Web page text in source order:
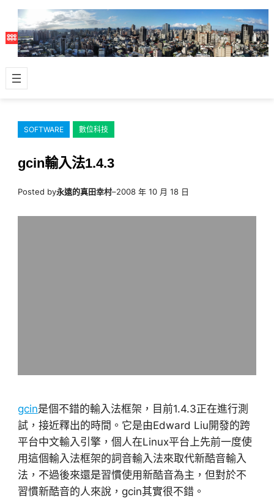
主
容
SOFTWARE 數位科技
gcin輸入法1.4.3
Posted by永遠的真田幸村–2008 年 10 月 18 日
gcin是個不錯的輸入法框架，目前1.4.3正在進行測
試，接近釋出的時間。它是由Edward Liu開發的跨
平台中文輸入引擎，個人在Linux平台上先前一度使
用這個輸入法框架的詞音輸入法來取代新酷音輸入
法，不過後來還是習慣使用新酷音為主，但對於不
習慣新酷音的人來說，gcin其實很不錯。